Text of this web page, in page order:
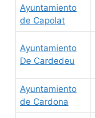
Ayuntamiento
de Capolat
Ayuntamiento
De Cardedeu
Ayuntamiento
de Cardona